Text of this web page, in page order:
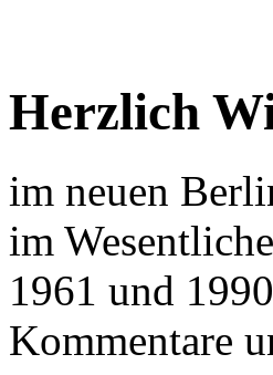
Herzlich
im neuen
im
1961 und
Kommentare